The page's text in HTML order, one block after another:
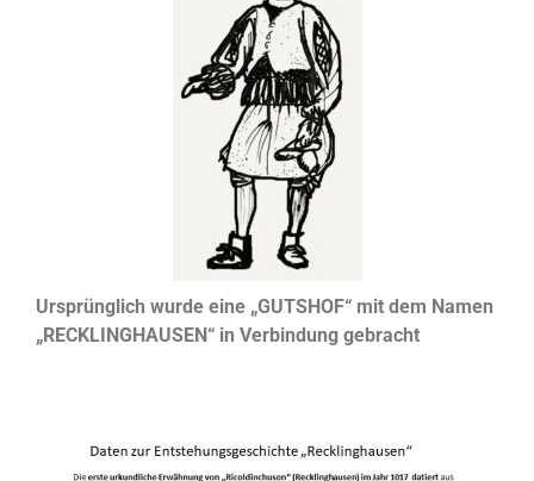
Ursprünglich wurde eine „GUTSHOF“ mit dem Namen
„RECKLINGHAUSEN“ in Verbindung gebracht